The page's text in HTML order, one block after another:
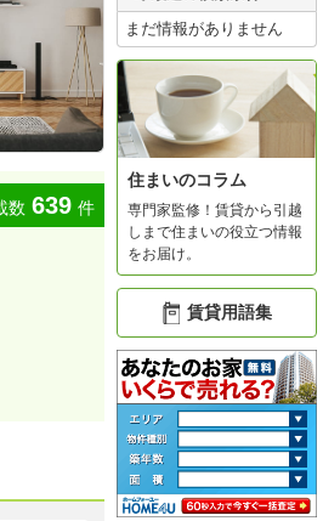
数 639 件
まだ情報がありません
住まいのコラム
専門家監修！賃貸から引越
しまで住まいの役立つ情報
をお届け。
賃貸用語集